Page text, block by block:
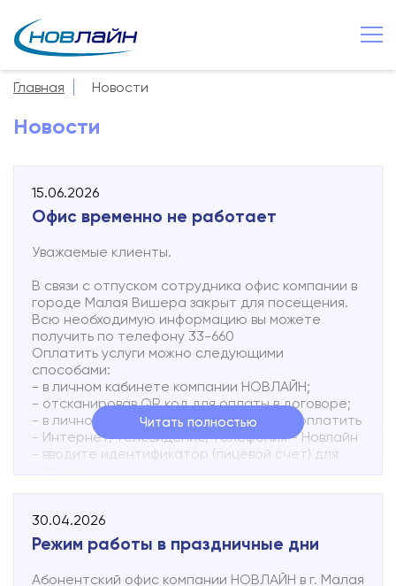
Малая Вишера
Услуги
Смотрёшка
Поддержка
Зона охвата
Способы оплаты
Контакты
Подключиться
Акции
Личный кабинет
Главная Новости
Новости
15.06.2026
Офис временно не работает
Уважаемые клиенты.
В связи с отпуском сотрудника офис компании в
городе Малая Вишера закрыт для посещения.
Всю необходимую информацию вы можете
получить по телефону 33-660
Оплатить услуги можно следующими
способами:
- в личном кабинете компании НОВЛАЙН;
- отсканировав QR код для оплаты в договоре;
- в личном кабинете банка (выбираете оплатить
- Интернет, телевидение, телефония - Новлайн
- вводите идентификатор (лицевой счет) для
Читать полностью
30.04.2026
Режим работы в праздничные дни
Абонентский офис компании НОВЛАЙН в г. Малая